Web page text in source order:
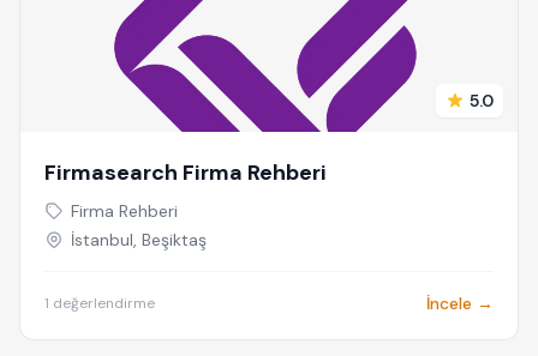
5.0
Firmasearch Firma Rehberi
Firma Rehberi
İstanbul, Beşiktaş
1 değerlendirme İncele →